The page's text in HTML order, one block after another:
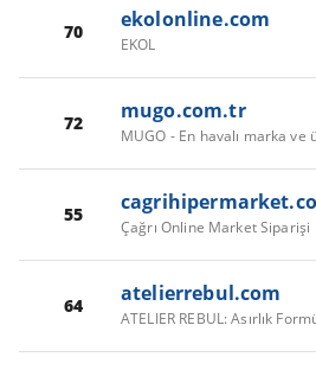
70 ekolonline.com
EKOL
72 mugo.com.tr
55
Çağrı Online Market Siparişi
64 atelierrebul.com
ATELIER REBUL: Asırlık